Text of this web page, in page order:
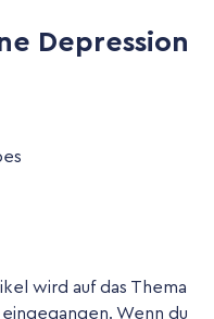
Depression
wird auf das Thema
Wenn du